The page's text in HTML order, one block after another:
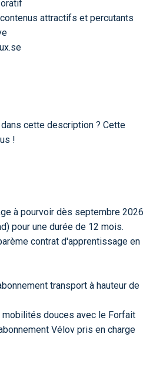
attractifs et percutants
cette description ? Cette
!
à pourvoir dès septembre 2026
pour une durée de 12 mois.
contrat d'apprentissage en
transport à hauteur de
mobilités douces avec le Forfait
Vélov pris en charge